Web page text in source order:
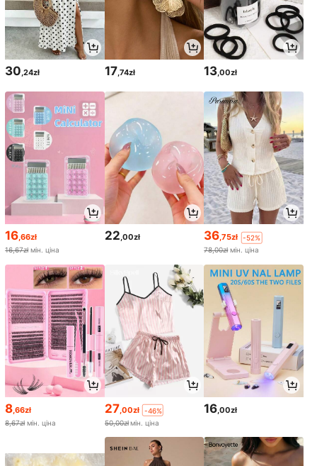
30,24zł 17,74zł 13,00zł
16,66zł
16,67zł мін. ціна
22,00zł 36,75zł
-52%
78,00zł мін. ціна
8 ,66zł
8,67zł мін. ціна
27 ,00zł
-46%
50,00złмін. ціна
16 ,00zł